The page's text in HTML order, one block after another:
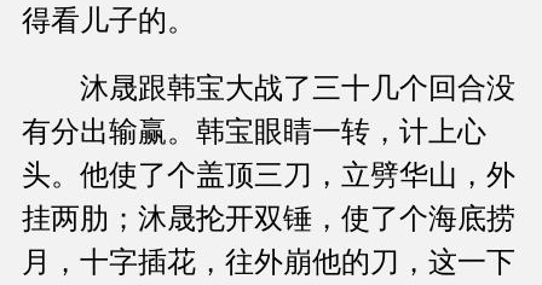
得看儿子的。
沐晟跟韩宝大战了三十几个回合没
有分出输赢。韩宝眼睛一转，计上心
头。他使了个盖顶三刀，立劈华山，外
挂两肋；沐晟抡开双锤，使了个海底捞
月，十字插花，往外崩他的刀，这一下